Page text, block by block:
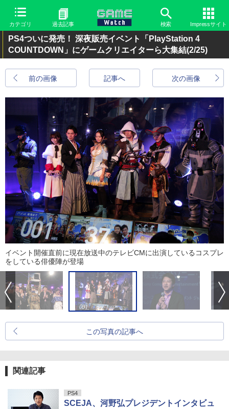
カテゴリ 過去記事 検索 Impressサイト
PS4ついに発売！ 深夜販売イベント「PlayStation 4
COUNTDOWN」にゲームクリエイターら大集結(2/25)
前の画像 次の画像
記事へ
イベント開催直前に現在放送中のテレビCMに出演しているコスプレ
をしている俳優陣が登場
この写真の記事へ
関連記事
PS4
SCEJA、河野弘プレジデントインタビュ